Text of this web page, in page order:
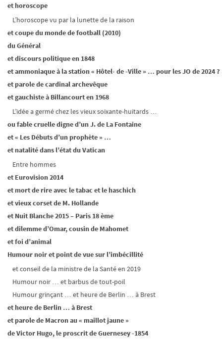
et horoscope
L’horoscope vu par la lunette de la raison
et coupe du monde de football (2010)
du Général
et discours politique en 1848
et ammoniaque à la station « Hôtel- de -Ville » … pour les JO de 2024 ?
et parole de cardinal archevêque
et gauchiste à Billancourt en 1968
L’idée a germé chez les vieux soixante-huitards …
ou fable cruelle digne d’un J. de La Fontaine
et « Les Débuts d’un prophète » …
et natalité dans l’état du Vatican
Entre hommes
et Eurovision 2014
et mort de rire avec le tabac et le haschich
et vieux corset de M. Hollande
et Nuit Blanche 2015 – Paris 18 ème
et dilemme d’Omar, cousin de Mahomet
et foi d’animal
Humour noir et point de vue sur l’imbécillité
et conseil de la ministre de la Santé en 2019
Humour noir … et barbus de tout-poil
Humour grinçant … et heure de Berlin … à Brest
et heure de Berlin … à Brest
et parole de Macron au « maillot jaune »
de Victor Hugo, le proscrit de Guernesey -1854